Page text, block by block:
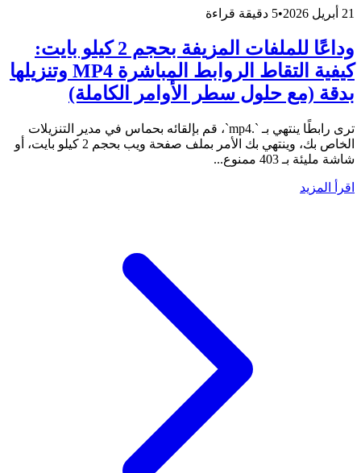
21 أبريل 2026 •5 دقيقة قراءة
وداعًا للملفات المزيفة بحجم 2 كيلو بايت:
كيفية التقاط الروابط المباشرة MP4 وتنزيلها
بدقة (مع حلول سطر الأوامر الكاملة)
ترى رابطًا ينتهي بـ `.mp4`، قم بإلقائه بحماس في مدير التنزيلات
الخاص بك، وينتهي بك الأمر بملف صفحة ويب بحجم 2 كيلو بايت، أو
شاشة مليئة بـ 403 ممنوع...
اقرأ المزيد